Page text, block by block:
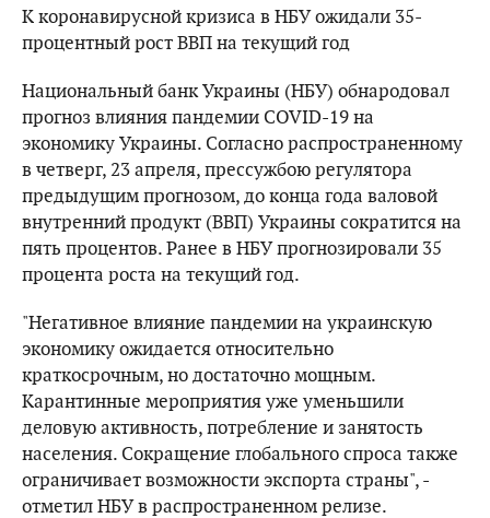
К коронавирусной кризиса в НБУ ожидали 35-
процентный рост ВВП на текущий год
Национальный банк Украины (НБУ) обнародовал
прогноз влияния пандемии COVID-19 на
экономику Украины. Согласно распространенному
в четверг, 23 апреля, прессужбою регулятора
предыдущим прогнозом, до конца года валовой
внутренний продукт (ВВП) Украины сократится на
пять процентов. Ранее в НБУ прогнозировали 35
процента роста на текущий год.
"Негативное влияние пандемии на украинскую
экономику ожидается относительно
краткосрочным, но достаточно мощным.
Карантинные мероприятия уже уменьшили
деловую активность, потребление и занятость
населения. Сокращение глобального спроса также
ограничивает возможности экспорта страны", -
отметил НБУ в распространенном релизе.